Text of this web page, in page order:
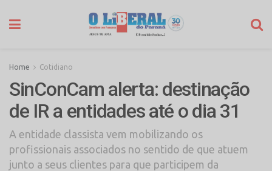
Home Cotidiano
SinConCam alerta: destinação
de IR a entidades até o dia 31
A entidade classista vem mobilizando os
profissionais associados no sentido de que atuem
junto a seus clientes para que participem da